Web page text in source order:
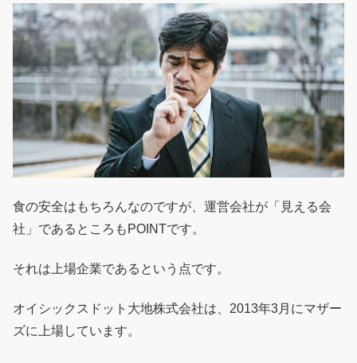
食の安全はもちろんなのですが、運営会社が「見える会
社」であるところもPOINTです。
それは上場企業であるという点です。
オイシックスドット大地株式会社は、2013年3月にマザー
ズに上場しています。